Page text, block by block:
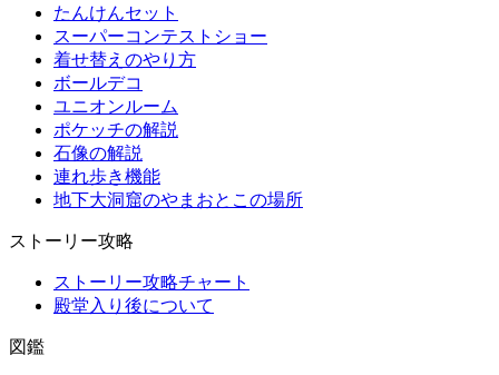
たんけんセット
スーパーコンテストショー
着せ替えのやり方
ボールデコ
ユニオンルーム
ポケッチの解説
石像の解説
連れ歩き機能
地下大洞窟のやまおとこの場所
ストーリー攻略
ストーリー攻略チャート
殿堂入り後について
図鑑